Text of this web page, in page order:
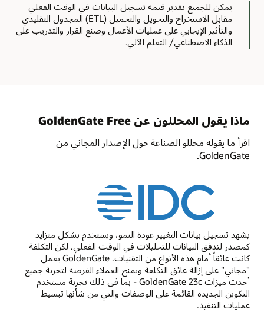
يمكن للجميع تقدير قيمة تسجيل البيانات في الوقت الفعلي
مقابل الاستخراج والتحويل والتحميل (ETL) المجدول التقليدي
والتأثير الإيجابي على عمليات الأعمال وصنع القرار والتدريب على
الذكاء الاصطناعي/ التعلم الآلي.
ماذا يقول المحللون عن GoldenGate Free
اقرأ ما يقوله محللو الصناعة حول الإصدار المجاني من
GoldenGate.
يشهد تسجيل بيانات التغيير عودة النمو، ويستخدم بشكل متزايد
كمصدر لتدفق البيانات للتحليلات في الوقت الفعلي. لكن التكلفة
كانت عائقاً أمام هذه الأنواع من التقنيات. GoldenGate يعمل
"مجاني" على إزالة عائق التكلفة ويمنح العملاء الفرصة لتجربة جميع
أحدث ميزات GoldenGate 23c - بما في ذلك تجربة مستخدم
التكوين الجديدة القائمة على الوصفات والتي من شأنها تبسيط
عمليات التنفيذ.